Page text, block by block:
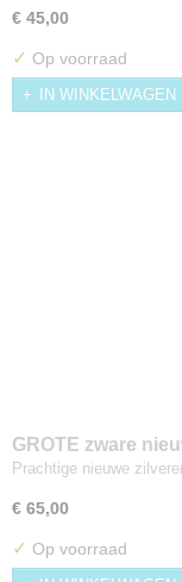
€ 45,00
✓ Op voorraad
IN WINKELWAGEN
GROTE zware
Prachtige nieuwe
€ 65,00
✓ Op voorraad